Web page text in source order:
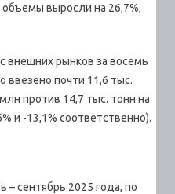
выросли на 26,7%,
рынков за восемь
ввезено почти 11,6 тыс.
против 14,7 тыс. тонн на
и -13,1% соответственно).
сентябрь 2025 года, по